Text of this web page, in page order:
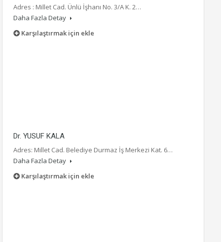
Adres : Millet Cad. Ünlü İşhanı No. 3/A K. 2…
Daha Fazla Detay
Karşılaştırmak için ekle
Dr. YUSUF KALA
Adres: Millet Cad. Belediye Durmaz İş Merkezi Kat. 6…
Daha Fazla Detay
Karşılaştırmak için ekle